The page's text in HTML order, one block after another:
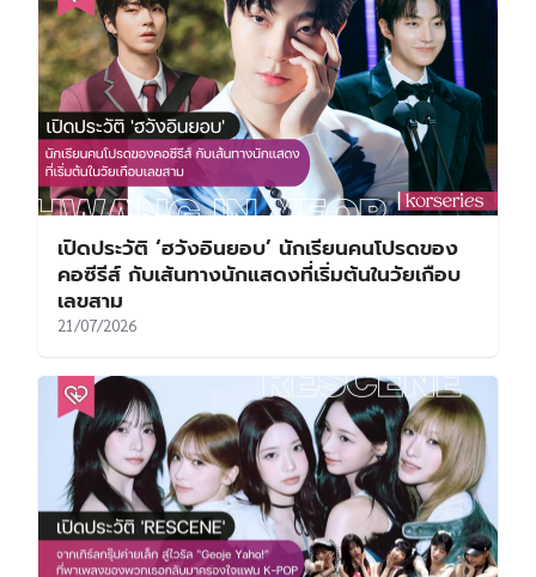
เปิดประวัติ ‘ฮวังอินยอบ’ นักเรียนคนโปรดของ
คอซีรีส์ กับเส้นทางนักแสดงที่เริ่มต้นในวัยเกือบ
เลขสาม
21/07/2026